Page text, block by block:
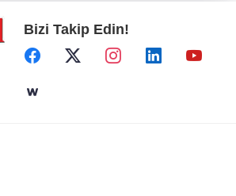
altındaki çocuklar sporla buluşuyor
Bizi Takip Edin!